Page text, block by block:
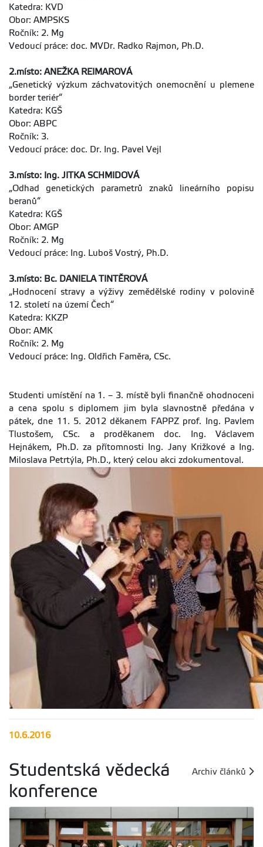
Katedra: KVD
Obor: AMPSKS
Ročník: 2. Mg
Vedoucí práce: doc. MVDr. Radko Rajmon, Ph.D.
2.místo: ANEŽKA REIMAROVÁ
„Genetický výzkum záchvatovitých onemocnění u plemene
border teriér“
Katedra: KGŠ
Obor: ABPC
Ročník: 3.
Vedoucí práce: doc. Dr. Ing. Pavel Vejl
3.místo: Ing. JITKA SCHMIDOVÁ
„Odhad genetických parametrů znaků lineárního popisu
beranů“
Katedra: KGŠ
Obor: AMGP
Ročník: 2. Mg
Vedoucí práce: Ing. Luboš Vostrý, Ph.D.
3.místo: Bc. DANIELA TINTĚROVÁ
„Hodnocení stravy a výživy zemědělské rodiny v polovině
12. století na území Čech“
Katedra: KKZP
Obor: AMK
Ročník: 2. Mg
Vedoucí práce: Ing. Oldřich Faměra, CSc.
Studenti umístění na 1. – 3. místě byli finančně ohodnoceni
a cena spolu s diplomem jim byla slavnostně předána v
pátek, dne 11. 5. 2012 děkanem FAPPZ prof. Ing. Pavlem
Tlustošem, CSc. a proděkanem doc. Ing. Václavem
Hejnákem, Ph.D. za přítomnosti Ing. Jany Križkové a Ing.
Miloslava Petrtýla, Ph.D., který celou akci zdokumentoval.
10.6.2016
Studentská vědecká
konference
Archiv článků